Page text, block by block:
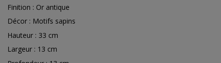
Finition : Or antique
Décor : Motifs sapins
Hauteur : 33 cm
Largeur : 13 cm